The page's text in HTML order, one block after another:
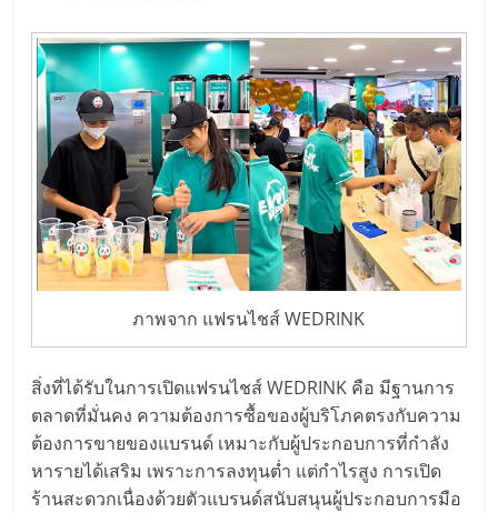
ไชส์,
ปรึกษา
ไชส์,
รวม
แฟ
รน
ไชส์
แฟ
รน
ไชส์
ภาพจาก แฟรนไชส์ WEDRINK
สิ่งที่ได้รับในการเปิดแฟรนไชส์ WEDRINK คือ มีฐานการ
ตลาดที่มั่นคง ความต้องการซื้อของผู้บริโภคตรงกับความ
ต้องการขายของแบรนด์ เหมาะกับผู้ประกอบการที่กำลัง
หารายได้เสริม เพราะการลงทุนต่ำ แต่กำไรสูง การเปิด
ร้านสะดวกเนื่องด้วยตัวแบรนด์สนับสนุนผู้ประกอบการมือ